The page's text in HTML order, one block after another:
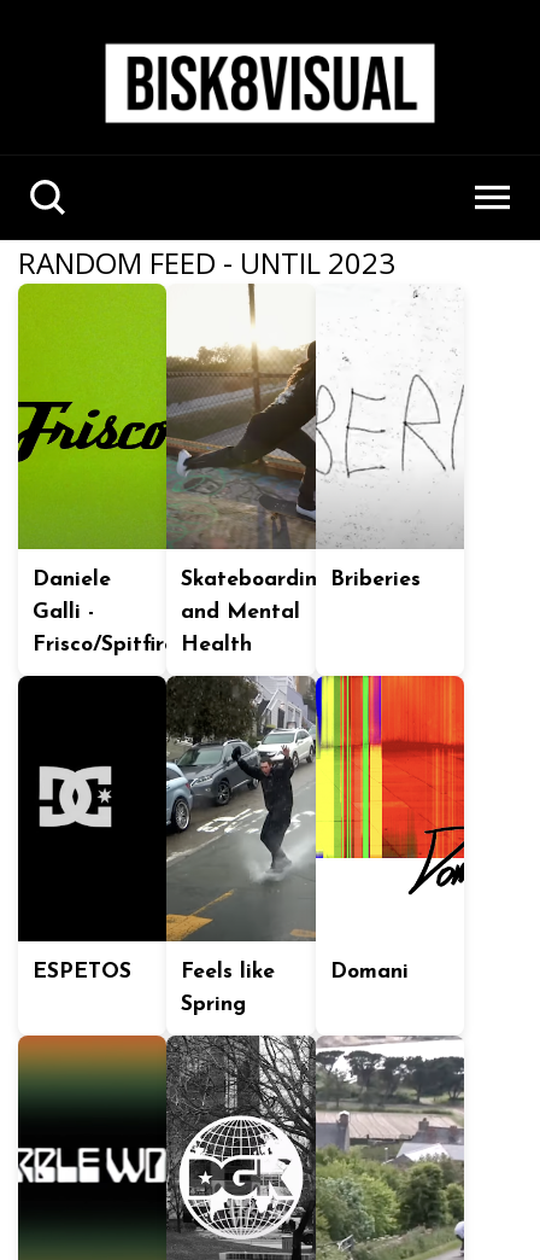
RANDOM FEED - UNTIL 2023
Daniele
Galli -
Frisco/Spitfire
Skateboarding
and Mental
Health
Briberies
ESPETOS
Feels like
Spring
Domani